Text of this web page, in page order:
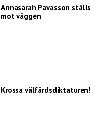
Annasarah Pavasson ställs
mot väggen
Krossa välfärdsdiktaturen!